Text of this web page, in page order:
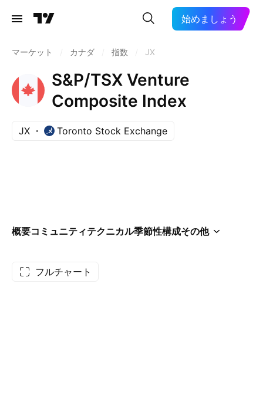
始めましょう
マーケット カナダ 指数 JX
S&P/TSX Venture
Composite Index
JX Toronto Stock Exchange
概要コミュニティテクニカル季節性構成その他
フルチャート